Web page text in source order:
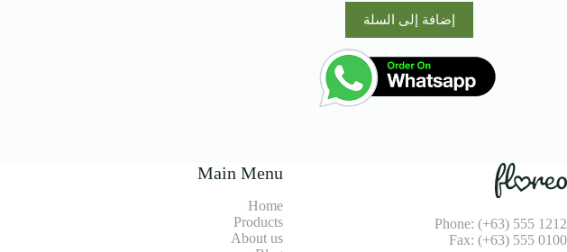
إضافة إلى السلة
Phone: (+63) 555 1212
Fax: (+63) 555 0100
Main Menu
Home
Products
About us